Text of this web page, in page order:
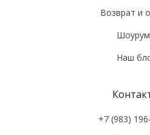
Возврат и
Наш
+7 (983)